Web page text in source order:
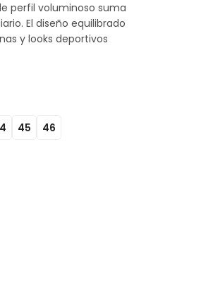
perfil voluminoso suma
El diseño equilibrado
y looks deportivos
45 46